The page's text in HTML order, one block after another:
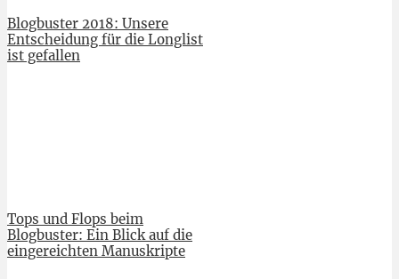
Blogbuster 2018: Unsere
Entscheidung für die Longlist
ist gefallen
Tops und Flops beim
Blogbuster: Ein Blick auf die
eingereichten Manuskripte